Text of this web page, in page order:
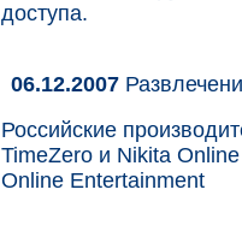
доступа.
06.12.2007
Российские
TimeZero и Nikita
Online Entertainment